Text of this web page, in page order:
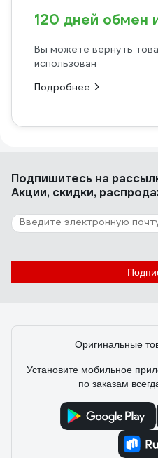
120 дней обмен
Вы можете вернуть
использован
Подробнее
Подпишитесь на
Акции, скидки,
Оригинальные
Установите мобильное
по заказам